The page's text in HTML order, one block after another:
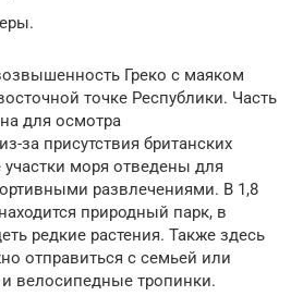
Греко с маяком
точке Республики. Часть
для осмотра
за присутствия британских
моря отведены для
развлечениями. В 1,8
природный парк, в
редкие растения. Также здесь
отправиться с семьей или
велосипедные тропинки.